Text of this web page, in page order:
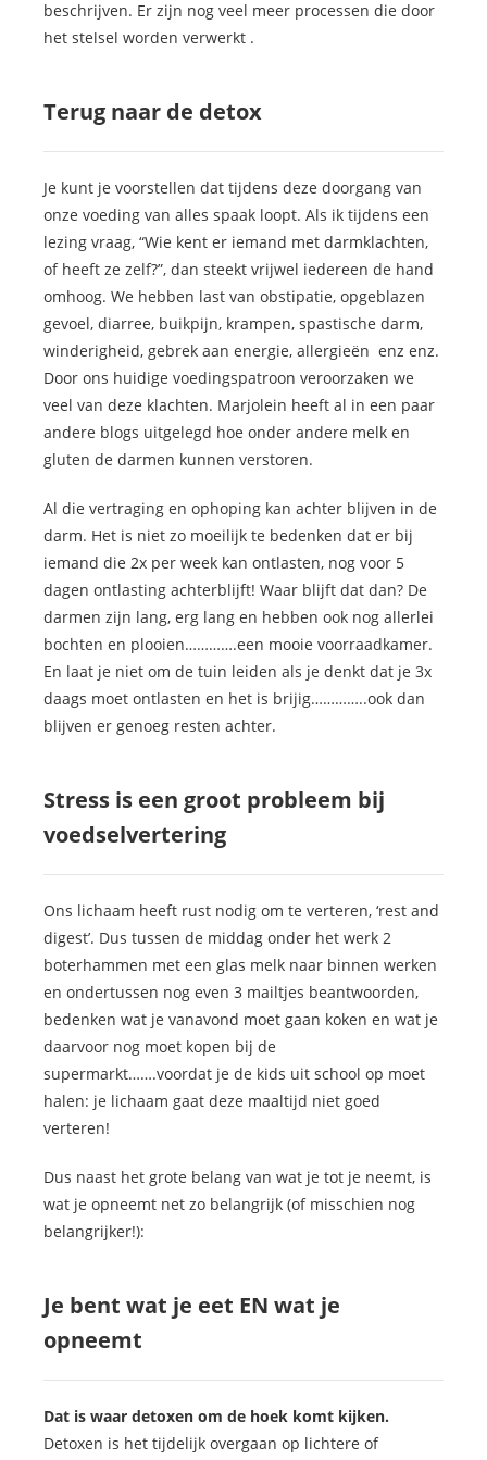
beschrijven. Er zijn nog veel meer processen die door
het stelsel worden verwerkt .
Terug naar de detox
Je kunt je voorstellen dat tijdens deze doorgang van
onze voeding van alles spaak loopt. Als ik tijdens een
lezing vraag, “Wie kent er iemand met darmklachten,
of heeft ze zelf?”, dan steekt vrijwel iedereen de hand
omhoog. We hebben last van obstipatie, opgeblazen
gevoel, diarree, buikpijn, krampen, spastische darm,
winderigheid, gebrek aan energie, allergieën enz enz.
Door ons huidige voedingspatroon veroorzaken we
veel van deze klachten. Marjolein heeft al in een paar
andere blogs uitgelegd hoe onder andere melk en
gluten de darmen kunnen verstoren.
Al die vertraging en ophoping kan achter blijven in de
darm. Het is niet zo moeilijk te bedenken dat er bij
iemand die 2x per week kan ontlasten, nog voor 5
dagen ontlasting achterblijft! Waar blijft dat dan? De
darmen zijn lang, erg lang en hebben ook nog allerlei
bochten en plooien………….een mooie voorraadkamer.
En laat je niet om de tuin leiden als je denkt dat je 3x
daags moet ontlasten en het is brijig…………..ook dan
blijven er genoeg resten achter.
Stress is een groot probleem bij
voedselvertering
Ons lichaam heeft rust nodig om te verteren, ‘rest and
digest’. Dus tussen de middag onder het werk 2
boterhammen met een glas melk naar binnen werken
en ondertussen nog even 3 mailtjes beantwoorden,
bedenken wat je vanavond moet gaan koken en wat je
daarvoor nog moet kopen bij de
supermarkt…….voordat je de kids uit school op moet
halen: je lichaam gaat deze maaltijd niet goed
verteren!
Dus naast het grote belang van wat je tot je neemt, is
wat je opneemt net zo belangrijk (of misschien nog
belangrijker!):
Je bent wat je eet EN wat je
opneemt
Dat is waar detoxen om de hoek komt kijken.
Detoxen is het tijdelijk overgaan op lichtere of